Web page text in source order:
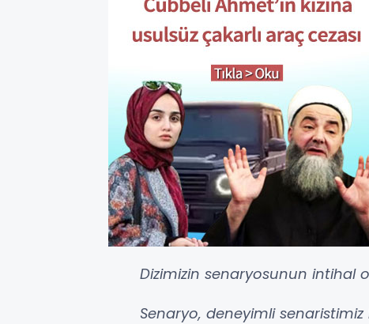
Dizimizin senaryosunun intihal
Senaryo, deneyimli